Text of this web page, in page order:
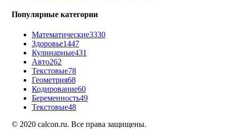
Популярные категории
Математические3330
Здоровье1447
Кулинарные431
Авто262
Текстовые78
Геометрия68
Кодирование60
Беременность49
Текстовые48
© 2020 calcon.ru. Все права защищены.